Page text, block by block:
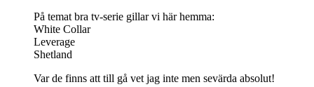
På temat bra tv-serie gillar vi här hemma:
White Collar
Leverage
Shetland
Var de finns att till gå vet jag inte men sevärda absolut!